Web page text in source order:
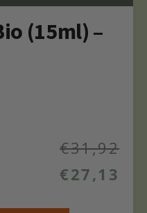
(15ml) –
€31,92
€27,13